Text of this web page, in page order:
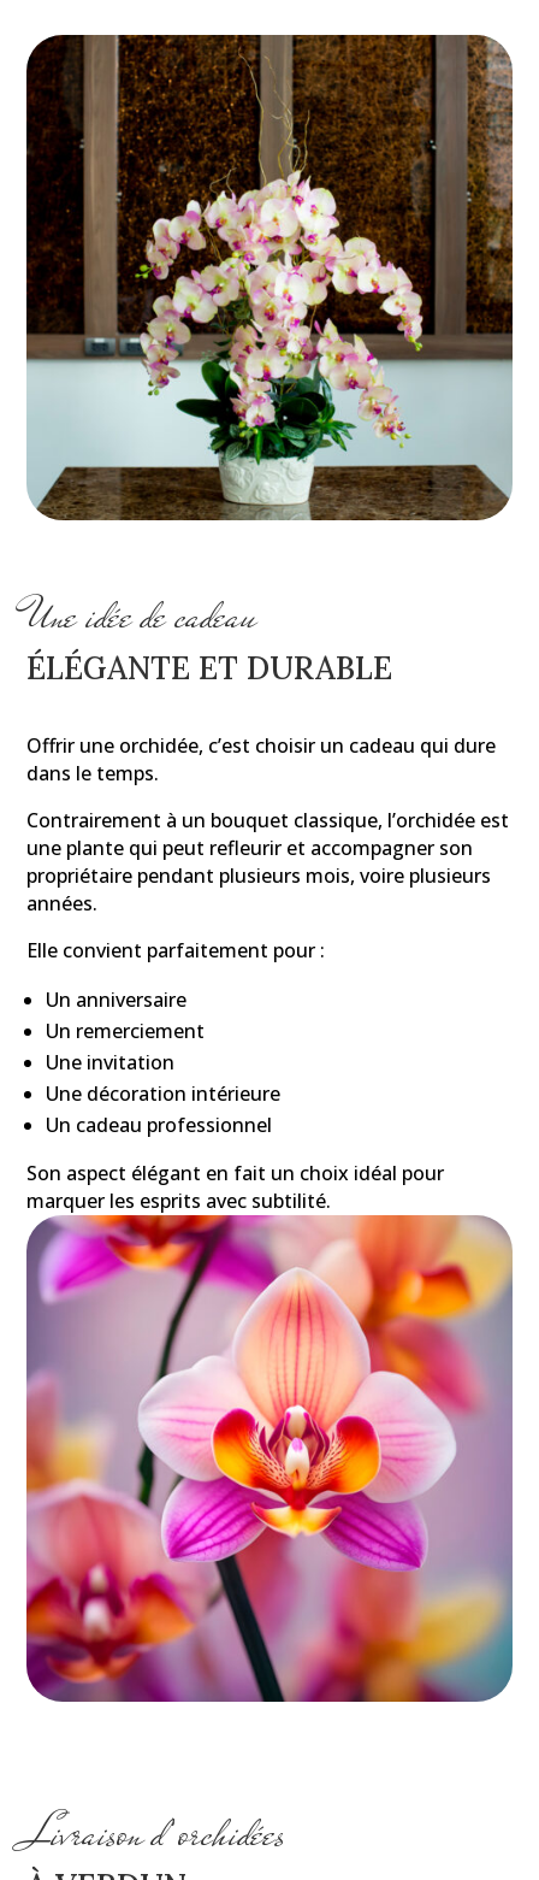
Une idée de cadeau
ÉLÉGANTE ET DURABLE
Offrir une orchidée, c’est choisir un cadeau qui dure
dans le temps.
Contrairement à un bouquet classique, l’orchidée est
une plante qui peut refleurir et accompagner son
propriétaire pendant plusieurs mois, voire plusieurs
années.
Elle convient parfaitement pour :
Un anniversaire
Un remerciement
Une invitation
Une décoration intérieure
Un cadeau professionnel
Son aspect élégant en fait un choix idéal pour
marquer les esprits avec subtilité.
Livraison d’orchidées